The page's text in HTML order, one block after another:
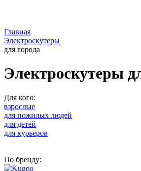
Главная
Электроскутеры
для города
Электроскутеры
Для кого:
взрослые
для пожилых людей
для детей
для курьеров
По бренду: